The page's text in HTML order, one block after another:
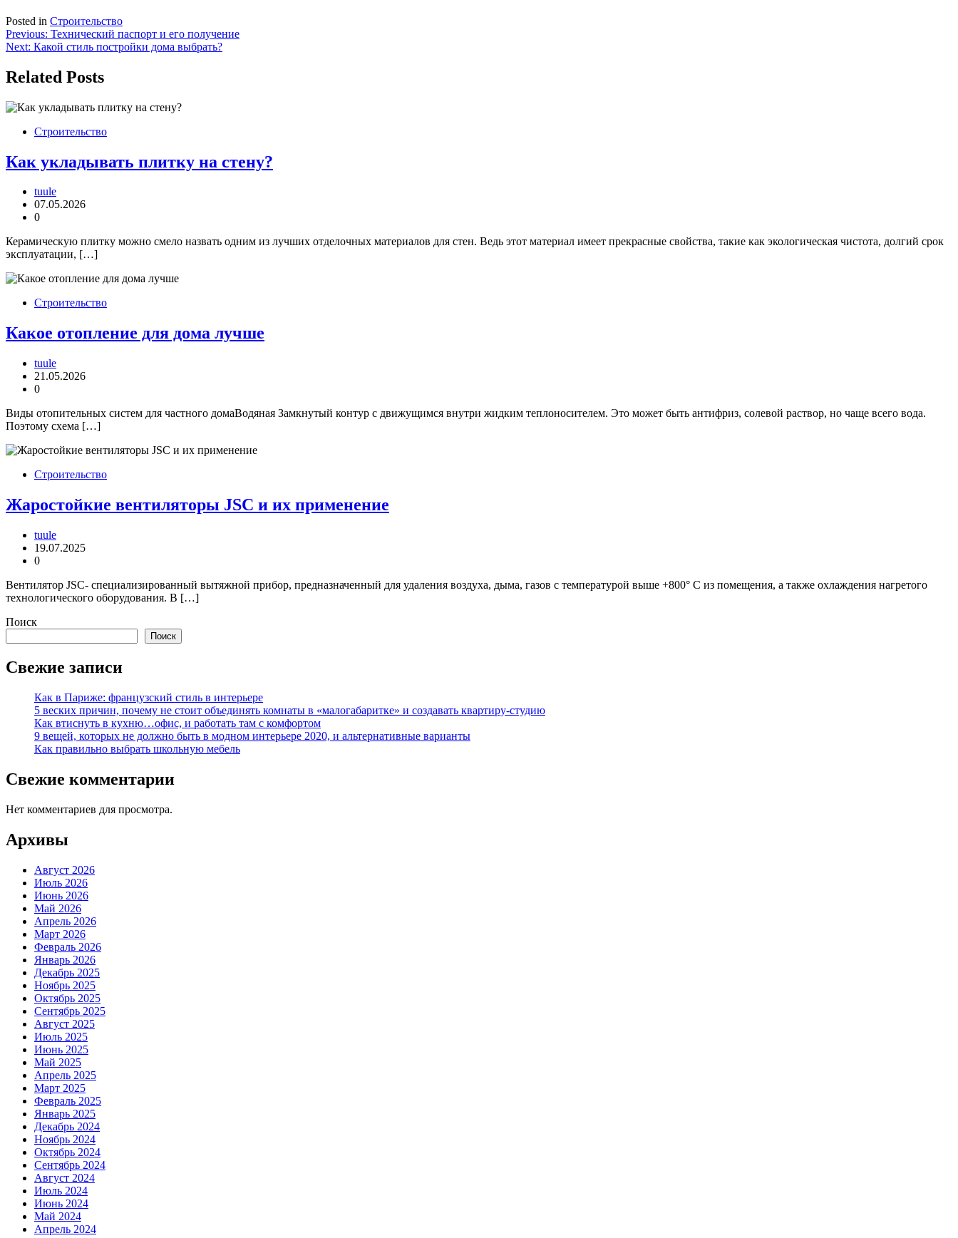
Posted in Строительство
Навигация
по
записям
Previous: Технический паспорт и его получение
Next: Какой стиль постройки дома выбрать?
Related Posts
Строительство
Как укладывать плитку на стену?
tuule
07.05.2026
0
Керамическую плитку можно смело назвать одним из лучших отделочных материалов для стен. Ведь этот материал имеет прекрасные свойства, такие как экологическая чистота, долгий срок
эксплуатации, […]
Строительство
Какое отопление для дома лучше
tuule
21.05.2026
0
Виды отопительных систем для частного домаВодяная Замкнутый контур с движущимся внутри жидким теплоносителем. Это может быть антифриз, солевой раствор, но чаще всего вода.
Поэтому схема […]
Строительство
Жаростойкие вентиляторы JSC и их применение
tuule
19.07.2025
0
Вентилятор JSC- специализированный вытяжной прибор, предназначенный для удаления воздуха, дыма, газов с температурой выше +800° С из помещения, а также охлаждения нагретого
технологического оборудования. В […]
Поиск
Поиск
Свежие записи
Как в Париже: французский стиль в интерьере
5 веских причин, почему не стоит объединять комнаты в «малогабаритке» и создавать квартиру-студию
Как втиснуть в кухню…офис, и работать там с комфортом
9 вещей, которых не должно быть в модном интерьере 2020, и альтернативные варианты
Как правильно выбрать школьную мебель
Свежие комментарии
Нет комментариев для просмотра.
Архивы
Август 2026
Июль 2026
Июнь 2026
Май 2026
Апрель 2026
Март 2026
Февраль 2026
Январь 2026
Декабрь 2025
Ноябрь 2025
Октябрь 2025
Сентябрь 2025
Август 2025
Июль 2025
Июнь 2025
Май 2025
Апрель 2025
Март 2025
Февраль 2025
Январь 2025
Декабрь 2024
Ноябрь 2024
Октябрь 2024
Сентябрь 2024
Август 2024
Июль 2024
Июнь 2024
Май 2024
Апрель 2024